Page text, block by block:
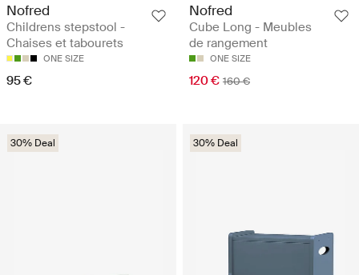
Nofred
Childrens stepstool -
Chaises et tabourets
ONE SIZE
95 €
Nofred
Cube Long - Meubles
de rangement
ONE SIZE
120 € 160 €
30% Deal 30% Deal